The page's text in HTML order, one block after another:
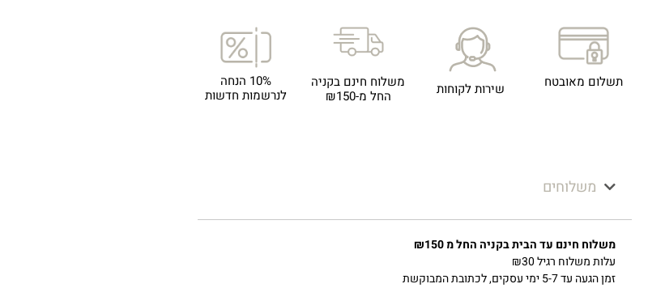
תשלום מאובטח שירות לקוחות
משלוח חינם בקניה
החל מ-₪150
10% הנחה
לנרשמות חדשות
משלוחים
משלוח חינם עד הבית בקניה החל מ ₪150
עלות משלוח רגיל ₪30
זמן הגעה עד 5-7 ימי עסקים, לכתובת המבוקשת